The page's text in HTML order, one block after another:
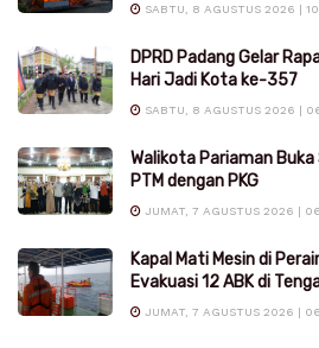
SABTU, 8 AGUSTUS 2026 |
DPRD Padang Gelar
Hari Jadi Kota ke-357
SABTU, 8 AGUSTUS 2026 |
Walikota Pariaman
PTM dengan PKG
JUMAT, 7 AGUSTUS 2026 |
Kapal Mati Mesin di
Evakuasi 12 ABK di
JUMAT, 7 AGUSTUS 2026 |